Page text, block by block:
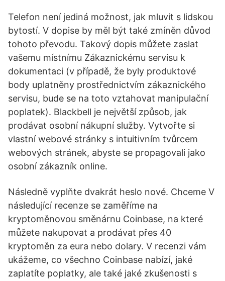
Telefon není jediná možnost, jak mluvit s lidskou
bytostí. V dopise by měl být také zmíněn důvod
tohoto převodu. Takový dopis můžete zaslat
vašemu místnímu Zákaznickému servisu k
dokumentaci (v případě, že byly produktové
body uplatněny prostřednictvím zákaznického
servisu, bude se na toto vztahovat manipulační
poplatek). Blackbell je největší způsob, jak
prodávat osobní nákupní služby. Vytvořte si
vlastní webové stránky s intuitivním tvůrcem
webových stránek, abyste se propagovali jako
osobní zákazník online.
Následně vyplňte dvakrát heslo nové. Chceme V
následující recenze se zaměříme na
kryptoměnovou směnárnu Coinbase, na které
můžete nakupovat a prodávat přes 40
kryptoměn za eura nebo dolary. V recenzi vám
ukážeme, co všechno Coinbase nabízí, jaké
zaplatíte poplatky, ale také jaké zkušenosti s